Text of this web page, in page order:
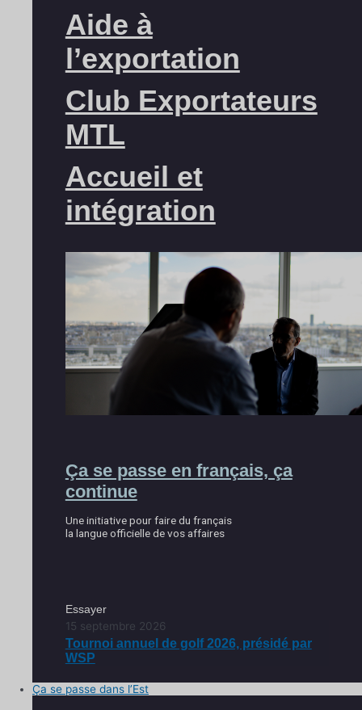
Aide à
l’exportation
Club Exportateurs
MTL
Accueil et
intégration
Ça se passe en français, ça
continue
Une initiative pour faire du français
la langue officielle de vos affaires
Essayer
15 septembre 2026
Tournoi annuel de golf 2026, présidé par
WSP
Ça se passe dans l’Est